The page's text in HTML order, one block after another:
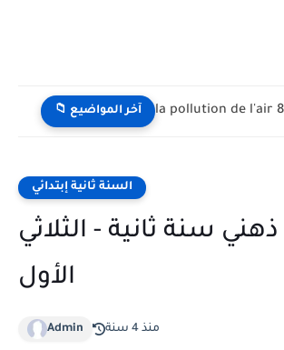
📁 آخر المواضيع
السنة ثانية إبتدائي
سنة ثانية - الثلاثي
الأول
Admin منذ 4 سنة